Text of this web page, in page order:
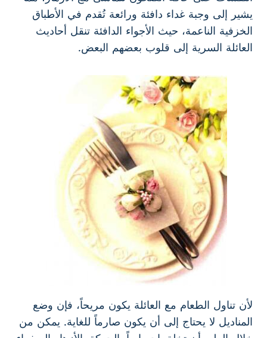
يشير إلى وجبة غداء دافئة ورائعة تُقدم في الأطباق
الخزفية الناعمة، حيث الأجواء الدافئة تنقل أحاديث
العائلة السرية إلى قلوب بعضهم البعض.
لأن تناول الطعام مع العائلة يكون مريحاً، فإن وضع
المناديل لا يحتاج إلى أن يكون صارماً للغاية. يمكن من